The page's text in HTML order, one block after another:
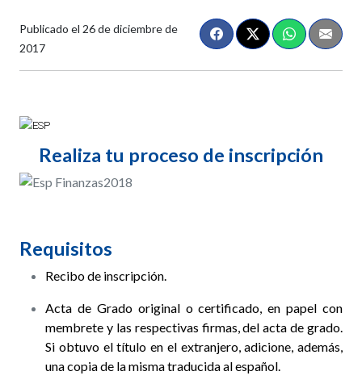
Publicado el 26 de diciembre de
2017
Realiza tu proceso de inscripción
Requisitos
Recibo de inscripción.
Acta de Grado original o certificado, en papel con
membrete y las respectivas firmas, del acta de grado.
Si obtuvo el título en el extranjero, adicione, además,
una copia de la misma traducida al español.